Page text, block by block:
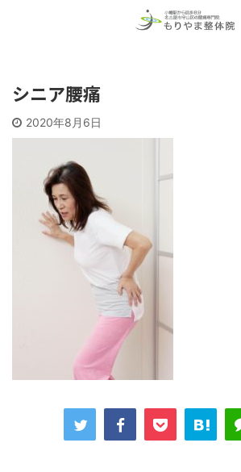
シニア腰痛
2020年8月6日